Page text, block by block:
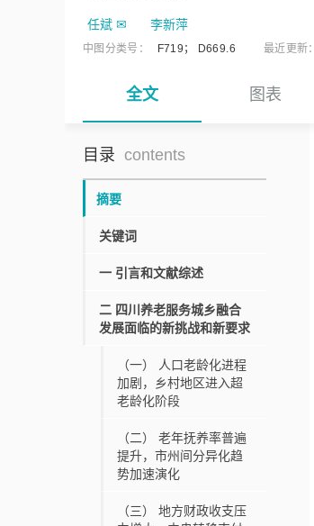
任斌 ✉ 李新萍
中图分类号： F719 ； D669.6 最近更新：
全文 图表
目录 contents
摘要
关键词
一 引言和文献综述
二 四川养老服务城乡融合
发展面临的新挑战和新要求
（一）
人口老龄化进程
加剧，乡村地区进入超
老龄化阶段
（二）
老年抚养率普遍
提升，市州间分异化趋
势加速演化
（三）
地方财政收支压